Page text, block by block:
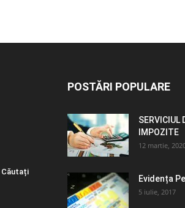
POSTĂRI POPULARE
SERVICIUL
IMPOZITE
12 martie,
Evidența
5 iulie, 2017